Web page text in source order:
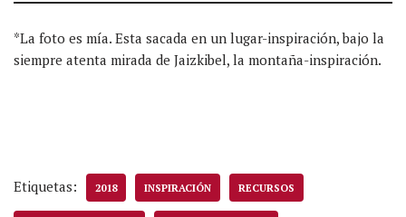
*La foto es mía. Esta sacada en un lugar-inspiración, bajo la
siempre atenta mirada de Jaizkibel, la montaña-inspiración.
Etiquetas: 2018 INSPIRACIÓN RECURSOS